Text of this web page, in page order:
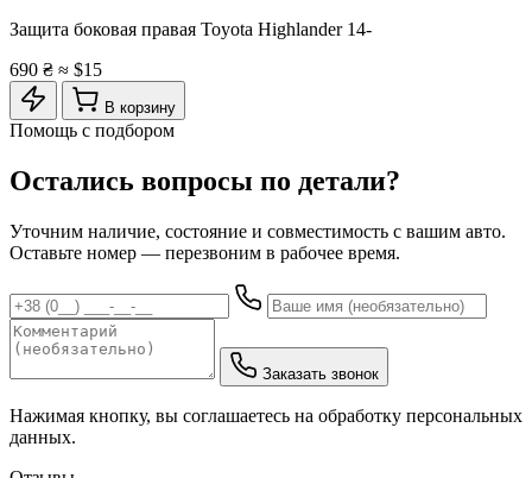
Защита боковая правая Toyota Highlander 14-
690 ₴ ≈ $15
В корзину
Помощь с подбором
Остались вопросы по детали?
Уточним наличие, состояние и совместимость с вашим авто.
Оставьте номер — перезвоним в рабочее время.
Заказать звонок
Нажимая кнопку, вы соглашаетесь на обработку персональных
данных.